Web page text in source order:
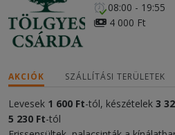
08:00 - 19:55
4 000 Ft
AKCIÓK SZÁLLÍTÁSI TERÜLETEK
Levesek 1 600 Ft-tól, készételek 3
5 230 Ft-tól